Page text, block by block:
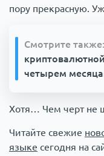
пору прекрасную.
Смотрите также:
четырем
Хотя… Чем черт не
Читайте свежие
языке сегодня на